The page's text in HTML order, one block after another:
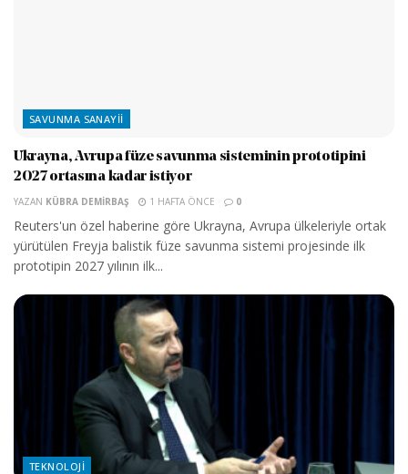
SAVUNMA SANAYII
Ukrayna, Avrupa füze savunma sisteminin prototipini
2027 ortasına kadar istiyor
YAZAN KÜBRA DEMIRBAŞ 1 HAFTA ÖNCE 0
Reuters'un özel haberine göre Ukrayna, Avrupa ülkeleriyle ortak
yürütülen Freyja balistik füze savunma sistemi projesinde ilk
prototipin 2027 yılının ilk...
TEKNOLOJI